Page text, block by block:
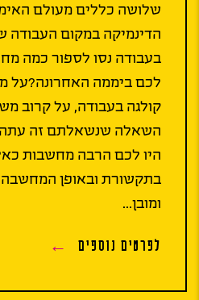
שלושה כללים מעולם
הדינמיקה במקום העבודה
בעבודה נסו לספור כמה
לכם ביממה האחרונה?על
קולגה בעבודה, על קרוב
השאלה שנשאלתם זה
היו לכם הרבה מחשבות
בתקשורת ובאופן המחשבה
ומובן...
לפרטים נוספים